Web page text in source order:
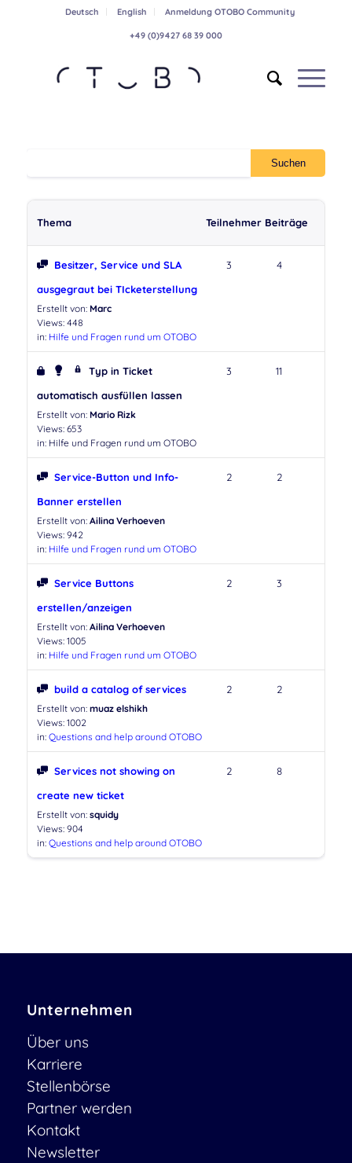
Deutsch English Anmeldung OTOBO Community
+49 (0)9427 68 39 000
Thema Teilnehmer Beiträge
Besitzer, Service und SLA
ausgegraut bei TIcketerstellung
Erstellt von: Marc
Views: 448
in: Hilfe und Fragen rund um OTOBO
3 4
Typ in Ticket
automatisch ausfüllen lassen
Erstellt von: Mario Rizk
Views: 653
in: Hilfe und Fragen rund um OTOBO
3 11
Service-Button und Info-
Banner erstellen
Erstellt von: Ailina Verhoeven
Views: 942
in: Hilfe und Fragen rund um OTOBO
2 2
Service Buttons
erstellen/anzeigen
Erstellt von: Ailina Verhoeven
Views: 1005
in: Hilfe und Fragen rund um OTOBO
2 3
build a catalog of services
Erstellt von: muaz elshikh
Views: 1002
in: Questions and help around OTOBO
2 2
Services not showing on
create new ticket
Erstellt von: squidy
Views: 904
in: Questions and help around OTOBO
2 8
Unternehmen
Über uns
Karriere
Stellenbörse
Partner werden
Kontakt
Newsletter